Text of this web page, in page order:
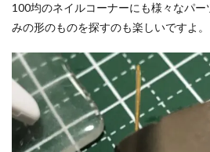
100均のネイルコーナーにも様々なパ
みの形のものを探すのも楽しいですよ。